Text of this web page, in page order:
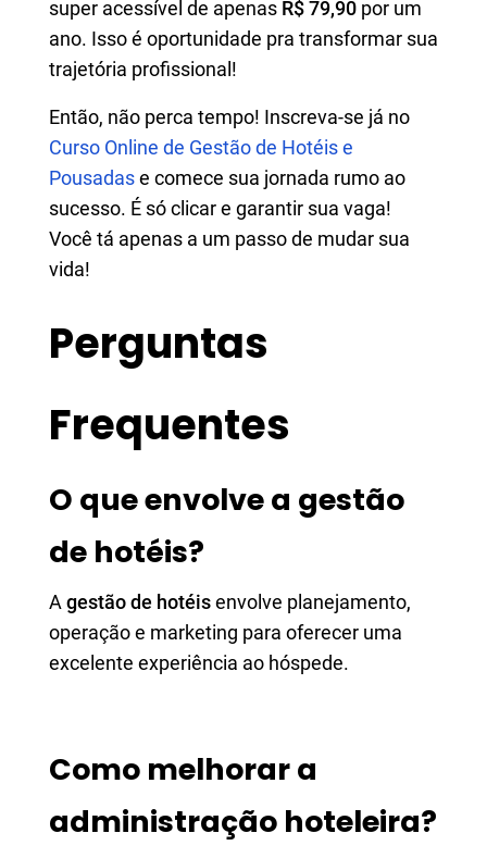
super acessível de apenas R$ 79,90 por um
ano. Isso é oportunidade pra transformar sua
trajetória profissional!
Então, não perca tempo! Inscreva-se já no
Curso Online de Gestão de Hotéis e
Pousadase comece sua jornada rumo ao
sucesso. É só clicar e garantir sua vaga!
Você tá apenas a um passo de mudar sua
vida!
Perguntas
Frequentes
O que envolve a gestão
de hotéis?
A gestão de hotéisenvolve planejamento,
operação e marketing para oferecer uma
excelente experiência ao hóspede.
Como melhorar a
administração hoteleira?